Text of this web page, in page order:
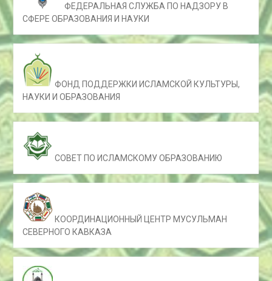
ФЕДЕРАЛЬНАЯ СЛУЖБА ПО НАДЗОРУ В
СФЕРЕ ОБРАЗОВАНИЯ И НАУКИ
ФОНД ПОДДЕРЖКИ ИСЛАМСКОЙ КУЛЬТУРЫ,
НАУКИ И ОБРАЗОВАНИЯ
СОВЕТ ПО ИСЛАМСКОМУ ОБРАЗОВАНИЮ
КООРДИНАЦИОННЫЙ ЦЕНТР МУСУЛЬМАН
СЕВЕРНОГО КАВКАЗА